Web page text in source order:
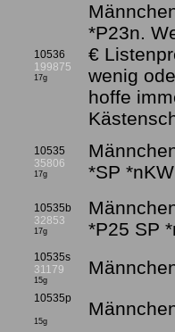
10536
199875
17g
*P23n.
€
wenig
hoffe
10535
35806
17g
*SP
10535b
32853
17g
*P25 SP
10535s
31179
15g
10535p
15g